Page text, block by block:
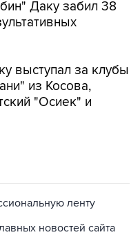
Даку забил 38
выступал за клубы
из Косова,
"Осиек" и
ленту
новостей сайта